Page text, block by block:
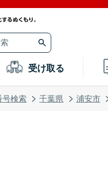
受け取る
検索 千葉県 浦安市